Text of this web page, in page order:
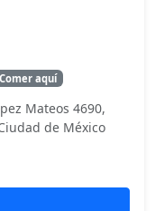
Comer aquí
Mateos 4690,
de México